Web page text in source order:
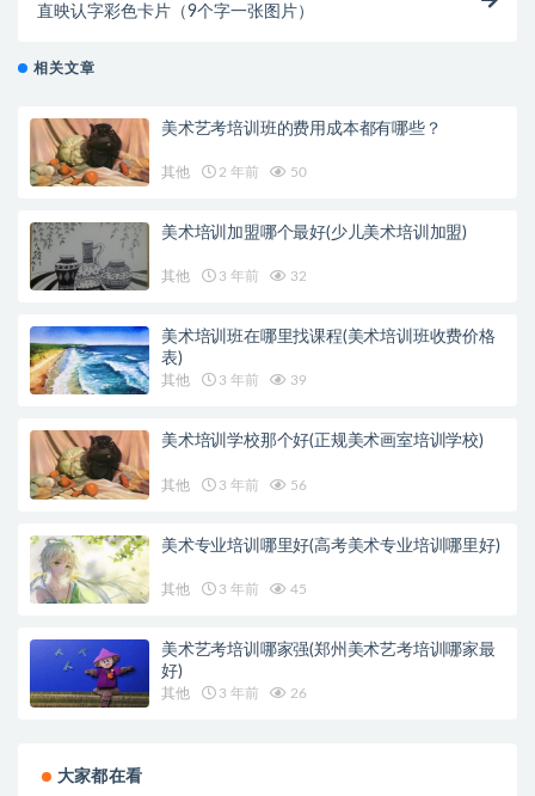
直映认字彩色卡片（9个字一张图片）
相关文章
美术艺考培训班的费用成本都有哪些？
其他 2 年前 50
美术培训加盟哪个最好(少儿美术培训加盟)
其他 3 年前 32
美术培训班在哪里找课程(美术培训班收费价格
表)
其他 3 年前 39
美术培训学校那个好(正规美术画室培训学校)
其他 3 年前 56
美术专业培训哪里好(高考美术专业培训哪里好)
其他 3 年前 45
美术艺考培训哪家强(郑州美术艺考培训哪家最
好)
其他 3 年前 26
大家都在看